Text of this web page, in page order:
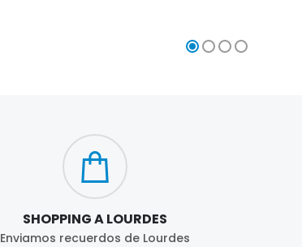
SHOPPING A LOURDES
Enviamos recuerdos de Lourdes